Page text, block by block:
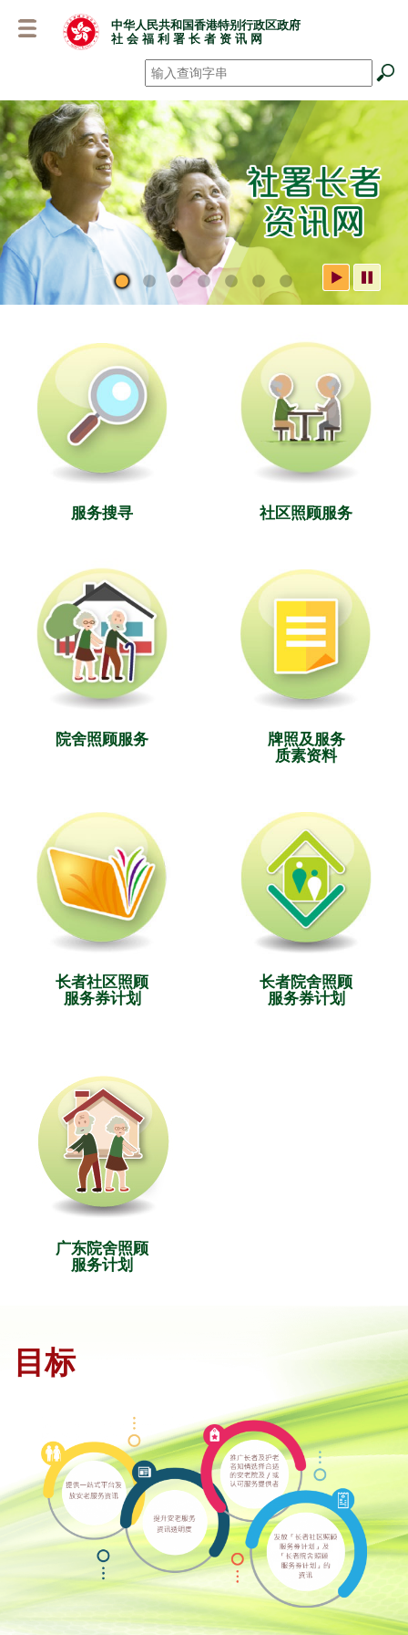
容
中华人民共和国香港特别行政区政府
社 会 福 利 署 长 者 资 讯 网
搜寻 *
社署长者资讯网
服务搜寻 社区照顾服务
院舍照顾服务
牌照及服务
质素资料
长者社区照顾
服务券计划
长者院舍照顾
服务券计划
广东院舍照顾
服务计划
目标